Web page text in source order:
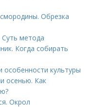
Обрезка
метода
Когда собирать
особенности культуры
осенью. Как
Окрол